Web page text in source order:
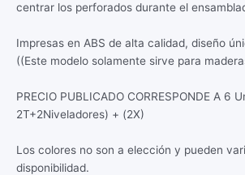
centrar los perforados durante el
Impresas en ABS de alta calidad, diseño
((Este modelo solamente sirve para
PRECIO PUBLICADO CORRESPONDE A 6
2T+2Niveladores) + (2X)
Los colores no son a elección y pueden
disponibilidad.